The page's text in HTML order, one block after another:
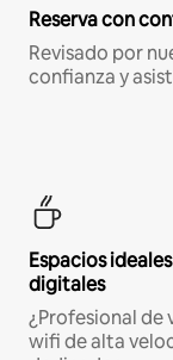
Reserva con
Revisado por
confianza y
Espacios
digitales
¿Profesional de
wifi de alta